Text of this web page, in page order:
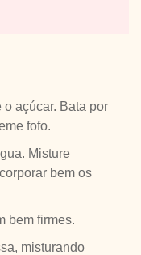
açúcar. Bata por
fofo.
Misture
bem os
bem firmes.
misturando